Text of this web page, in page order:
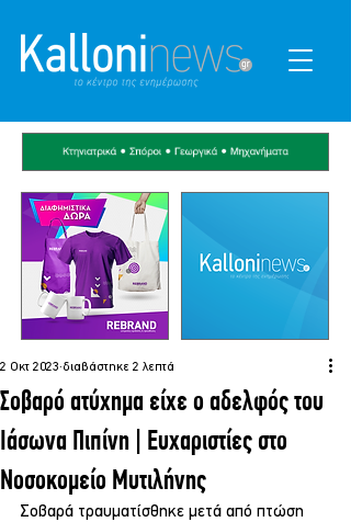
Σοβαρό ατύχημα είχε ο αδελφός του
Ιάσωνα Πιπίνη | Ευχαριστίες στο
Νοσοκομείο Μυτιλήνης
2 Οκτ 2023 διαβάστηκε 2 λεπτά
Σοβαρά τραυματίσθηκε μετά από πτώση